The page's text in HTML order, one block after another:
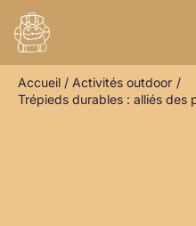
contenu
Accueil
Activités outdoor
Trépieds durables : alliés des
e
h